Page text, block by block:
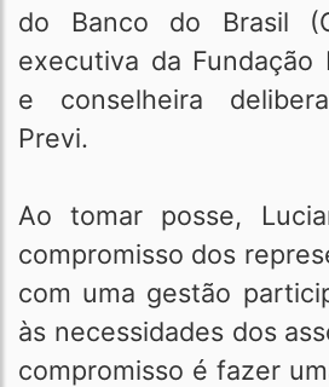
do Banco do Brasil
executiva da Fundação
e conselheira
Previ.
Ao tomar posse,
compromisso dos
com uma gestão
às necessidades dos
compromisso é fazer